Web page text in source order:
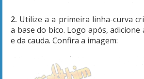
2. Utilize a a primeira linha-curva
a base do bico. Logo após, adicione
e da cauda. Confira a imagem: